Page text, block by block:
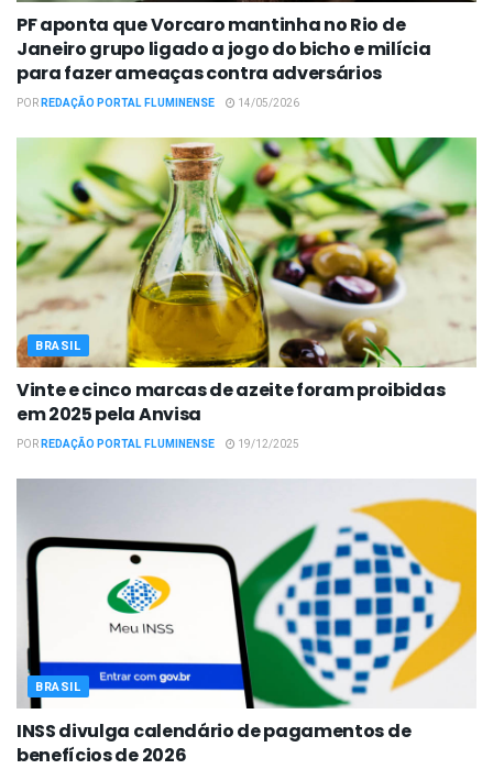
PF aponta que Vorcaro mantinha no Rio de
Janeiro grupo ligado a jogo do bicho e milícia
para fazer ameaças contra adversários
PORREDAÇÃO PORTAL FLUMINENSE 14/05/2026
BRASIL
Vinte e cinco marcas de azeite foram proibidas
em 2025 pela Anvisa
PORREDAÇÃO PORTAL FLUMINENSE 19/12/2025
BRASIL
INSS divulga calendário de pagamentos de
benefícios de 2026